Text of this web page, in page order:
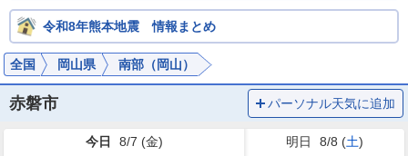
令和8年熊本地震 情報まとめ
全国 岡山県 南部（岡山）
赤磐市 パーソナル天気に追加
今日 8/7 (金) 明日 8/8 (土)